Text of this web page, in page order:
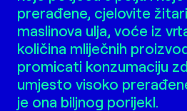
prerađene, cjelovite
maslinova ulja, voće iz
količina mliječnih
promicati konzumaciju
umjesto visoko
je ona biljnog porijekl.